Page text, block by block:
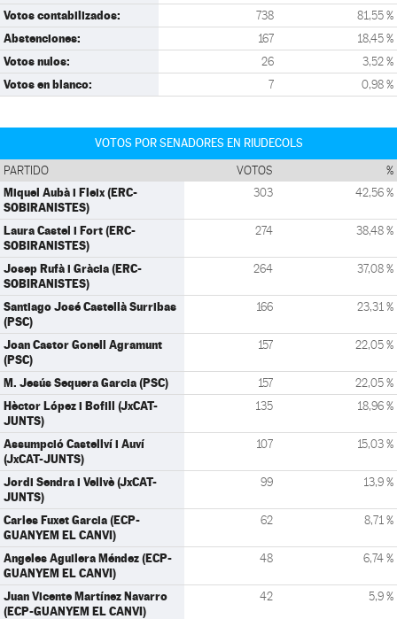
Votos contabilizados: 738 81,55 %
Abstenciones: 167 18,45 %
Votos nulos: 26 3,52 %
Votos en blanco: 7 0,98 %
VOTOS POR SENADORES EN RIUDECOLS
PARTIDO VOTOS %
Miquel Aubà i Fleix (ERC-
SOBIRANISTES)
303 42,56 %
Laura Castel i Fort (ERC-
SOBIRANISTES)
274 38,48 %
Josep Rufà i Gràcia (ERC-
SOBIRANISTES)
264 37,08 %
Santiago José Castellà Surribas
(PSC)
166 23,31 %
Joan Castor Gonell Agramunt
(PSC)
157 22,05 %
M. Jesús Sequera Garcia (PSC) 157 22,05 %
Hèctor López i Bofill (JxCAT-
JUNTS)
135 18,96 %
Assumpció Castellví i Auví
(JxCAT-JUNTS)
107 15,03 %
Jordi Sendra i Vellvè (JxCAT-
JUNTS)
99 13,9 %
Carles Fuxet Garcia (ECP-
GUANYEM EL CANVI)
62 8,71 %
Angeles Aguilera Méndez (ECP-
GUANYEM EL CANVI)
48 6,74 %
Juan Vicente Martínez Navarro
(ECP-GUANYEM EL CANVI)
42 5,9 %